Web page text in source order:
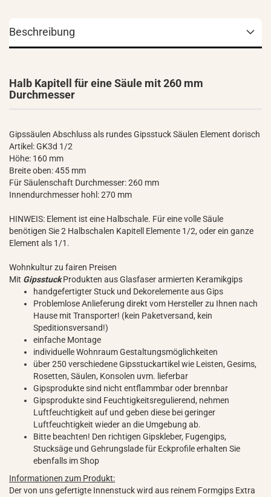
Beschreibung
Halb Kapitell für eine Säule mit 260 mm
Durchmesser
Gipssäulen Abschluss als rundes Gipsstuck Säulen Element dorisch
Artikel: GK3d 1/2
Höhe: 160 mm
Breite oben: 455 mm
Für Säulenschaft Durchmesser: 260 mm
Innendurchmesser hohl: 270 mm
HINWEIS: Element ist eine Halbschale. Für eine volle Säule
benötigen Sie 2 Halbschalen Kapitell Elemente 1/2, oder ein ganze
Element als 1/1.
Wohnkultur zu fairen Preisen
Mit GipsstuckProdukten aus Glasfaser armierten Keramikgips
handgefertigter Stuck und Dekorelemente aus Gips
Problemlose Anlieferung direkt vom Hersteller zu Ihnen nach
Hause mit Transporter! (kein Paketversand, kein
Speditionsversand!)
einfache Montage
individuelle Wohnraum Gestaltungsmöglichkeiten
über 250 verschiedene Gipsstuckartikel wie Leisten, Gesims,
Rosetten, Säulen, Konsolen uvm. lieferbar
Gipsprodukte sind nicht entflammbar oder brennbar
Gipsprodukte sind Feuchtigkeitsregulierend, nehmen
Luftfeuchtigkeit auf und geben diese bei geringer
Luftfeuchtigkeit wieder an die Umgebung ab.
Bitte beachten! Den richtigen Gipskleber, Fugengips,
Stucksäge und Gehrungslade für Eckprofile erhalten Sie
ebenfalls im Shop
Informationen zum Produkt:
Der von uns gefertigte Innenstuck wird aus reinem Formgips Extra